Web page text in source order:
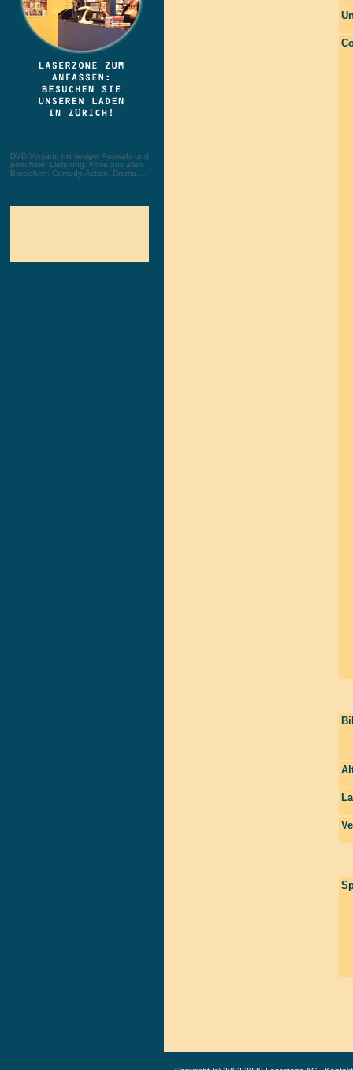
DVD Versand mit riesiger Auswahl und
portofreier Lieferung. Filme aus allen
Bereichen: Comedy, Action, Drama, ...